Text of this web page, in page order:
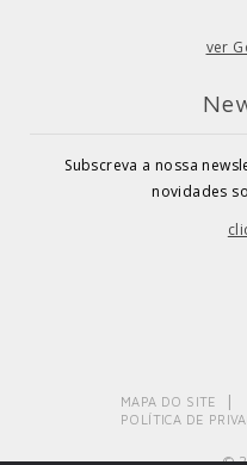
ver
Subscreva a nossa
novidades
MAPA DO SITE
POLÍTICA DE
©